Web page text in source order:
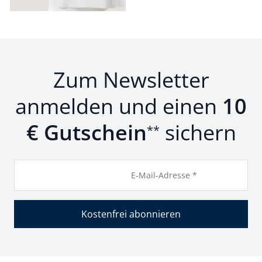
Zum Newsletter
anmelden und einen 10
€ Gutschein** sichern
E-Mail-Adresse *
Kostenfrei abonnieren